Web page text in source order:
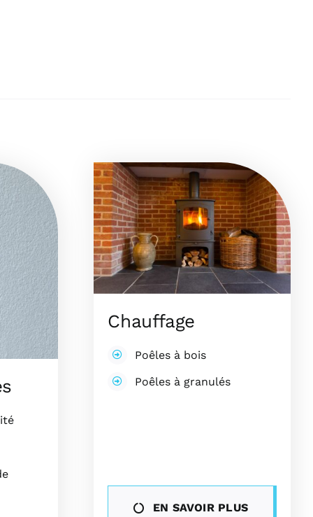
Chauffage
Poêles à bois
Poêles à granulés
EN SAVOIR PLUS